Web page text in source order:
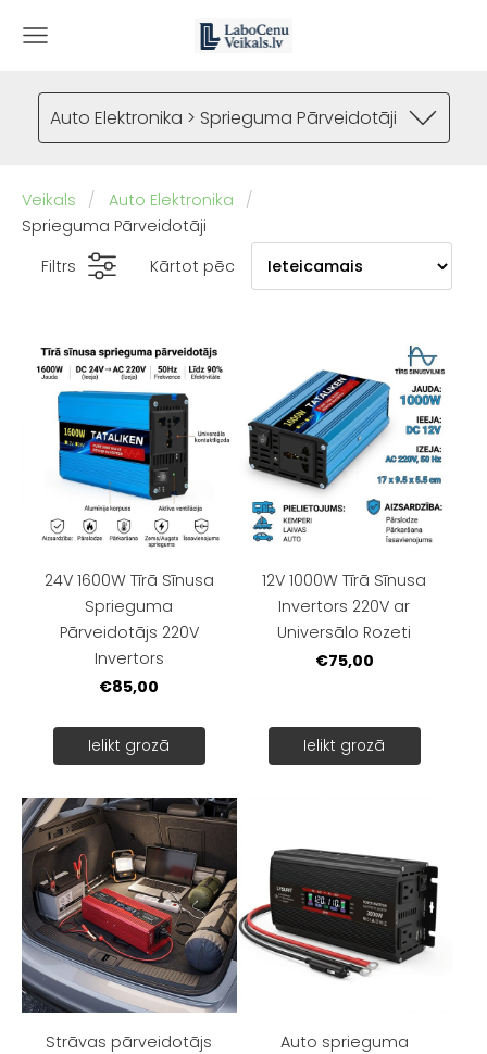
Auto Elektronika > Sprieguma Pārveidotāji
Veikals
Auto Elektronika
Sprieguma Pārveidotāji
Filtrs
Kārtot pēc
24V 1600W Tīrā Sīnusa
Sprieguma
Pārveidotājs 220V
Invertors
€85,00
Ielikt grozā
12V 1000W Tīrā Sīnusa
Invertors 220V ar
Universālo Rozeti
€75,00
Ielikt grozā
Strāvas pārveidotājs
Auto sprieguma